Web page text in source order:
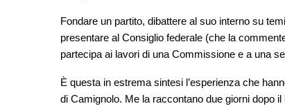
Fondare un partito, dibattere al suo interno su
presentare al Consiglio federale (che la
partecipa ai lavori di una Commissione e a una
È questa in estrema sintesi l’esperienza che
di Camignolo. Me la raccontano due giorni dopo